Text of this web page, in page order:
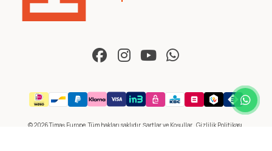
© 2026 Timaş Europe. Tüm hakları saklıdır. Şartlar ve Koşullar Gizlilik Politikası